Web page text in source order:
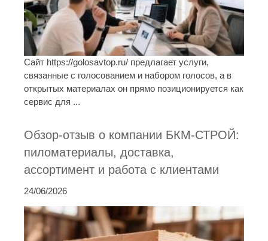
Сайт https://golosavtop.ru/ предлагает услуги,
связанные с голосованием и набором голосов, а в
открытых материалах он прямо позиционируется как
сервис для ...
Обзор-отзыв о компании БКМ-СТРОЙ:
пиломатериалы, доставка,
ассортимент и работа с клиентами
24/06/2026